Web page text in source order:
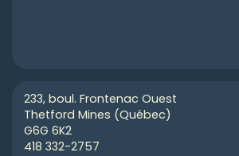
233, boul. Frontenac Ouest
Thetford Mines (Québec)
G6G 6K2
418 332-2757